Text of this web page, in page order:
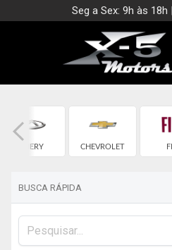
Seg a Sex: 9h às 18h
CHERY CHEVROLET
BUSCA RÁPIDA